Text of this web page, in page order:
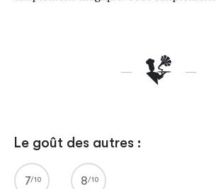
Le goût des autres :
7 8